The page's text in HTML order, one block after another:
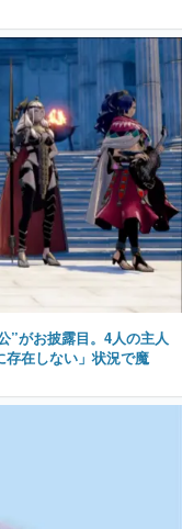
”がお披露目。4人の主人
存在しない」状況で魔